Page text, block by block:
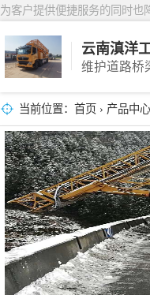
云南滇洋
维护道路桥
当前位置： 首页 › 产品中心
桥检车
桥梁检测车
防撞车
防撞缓冲车
预警车